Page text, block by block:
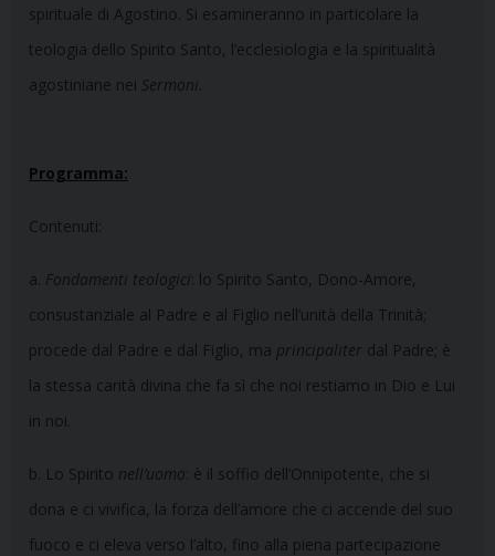
spirituale di Agostino. Si esamineranno in particolare la
teologia dello Spirito Santo, l’ecclesiologia e la spiritualità
agostiniane nei Sermoni
Programma:
Contenuti:
a. Fondamenti teologici : lo Spirito Santo, Dono-Amore,
consustanziale al Padre e al Figlio nell’unità della Trinità;
procede dal Padre e dal Figlio, ma principaliter dal Padre; è
la stessa carità divina che fa sì che noi restiamo in Dio e Lui
in noi.
b. Lo Spirito nell’uomo : è il soffio dell’Onnipotente, che si
dona e ci vivifica, la forza dell’amore che ci accende del suo
fuoco e ci eleva verso l’alto, fino alla piena partecipazione